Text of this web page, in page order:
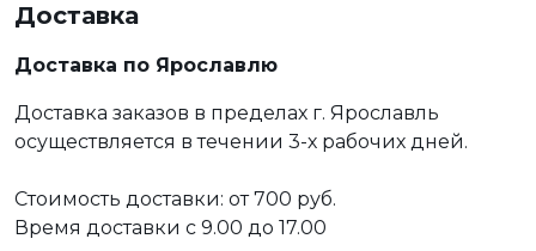
Доставка
Доставка по Ярославлю
Доставка заказов в пределах г. Ярославль
осуществляется в течении 3-х рабочих дней.
Стоимость доставки: от 700 руб.
Время доставки с 9.00 до 17.00